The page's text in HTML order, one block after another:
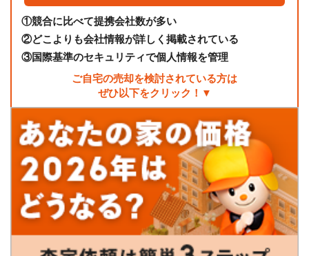
①競合に比べて提携会社数が多い
②どこよりも会社情報が詳しく掲載されている
③国際基準のセキュリティで個人情報を管理
ご自宅の売却を検討されている方は
ぜひ以下をクリック！▼